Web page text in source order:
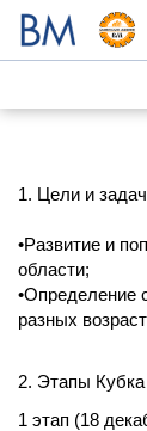
1. Цели и
•Развитие и
области;
•Определение
разных
2. Этапы Кубка
1 этап (18